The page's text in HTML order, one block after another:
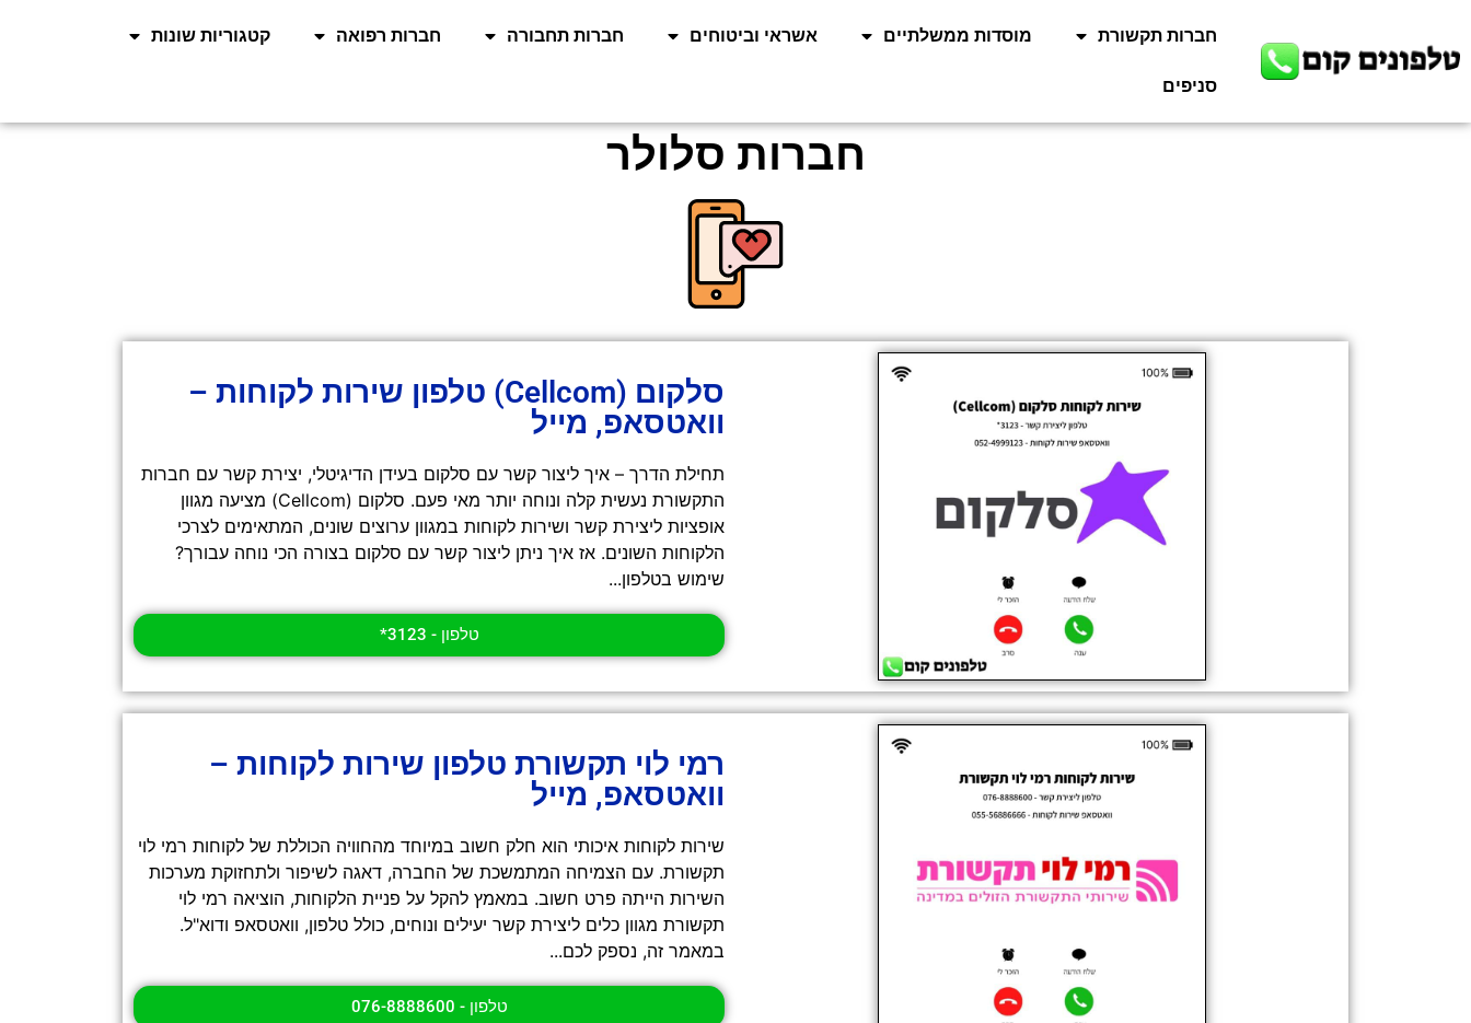
חברות תקשורת מוסדות ממשלתיים אשראי וביטוחים חברות תחבורה חברות רפואה קטגוריות שונות
סניפים
חברות סלולר
סלקום (Cellcom) טלפון שירות לקוחות –
וואטסאפ, מייל
תחילת הדרך – איך ליצור קשר עם סלקום בעידן הדיגיטלי, יצירת קשר עם חברות
התקשורת נעשית קלה ונוחה יותר מאי פעם. סלקום (Cellcom) מציעה מגוון
אופציות ליצירת קשר ושירות לקוחות במגוון ערוצים שונים, המתאימים לצרכי
הלקוחות השונים. אז איך ניתן ליצור קשר עם סלקום בצורה הכי נוחה עבורך?
שימוש בטלפון...
טלפון - 3123*
רמי לוי תקשורת טלפון שירות לקוחות –
וואטסאפ, מייל
שירות לקוחות איכותי הוא חלק חשוב במיוחד מהחוויה הכוללת של לקוחות רמי לוי
תקשורת. עם הצמיחה המתמשכת של החברה, דאגה לשיפור ולתחזוקת מערכות
השירות הייתה פרט חשוב. במאמץ להקל על פניית הלקוחות, הוציאה רמי לוי
תקשורת מגוון כלים ליצירת קשר יעילים ונוחים, כולל טלפון, וואטסאפ ודוא"ל.
במאמר זה, נספק לכם...
טלפון - 076-8888600